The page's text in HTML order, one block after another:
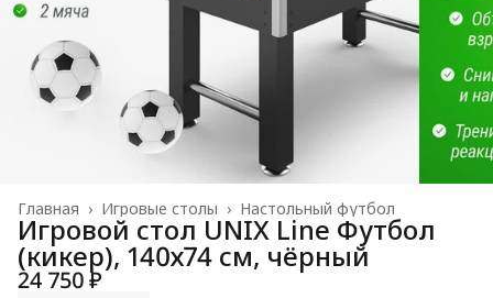
Настольный футбол
Игровые столы ›
Главная ›
Игровой стол UNIX Line Футбол
(кикер), 140х74 см, чёрный
24 750 ₽